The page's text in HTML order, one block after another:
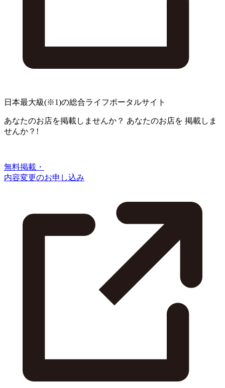
日本最大級(※1)の総合ライフポータルサイト
あなたのお店を掲載しませんか？ あなたのお店を 掲載しま
せんか？!
無料掲載・
内容変更のお申し込み